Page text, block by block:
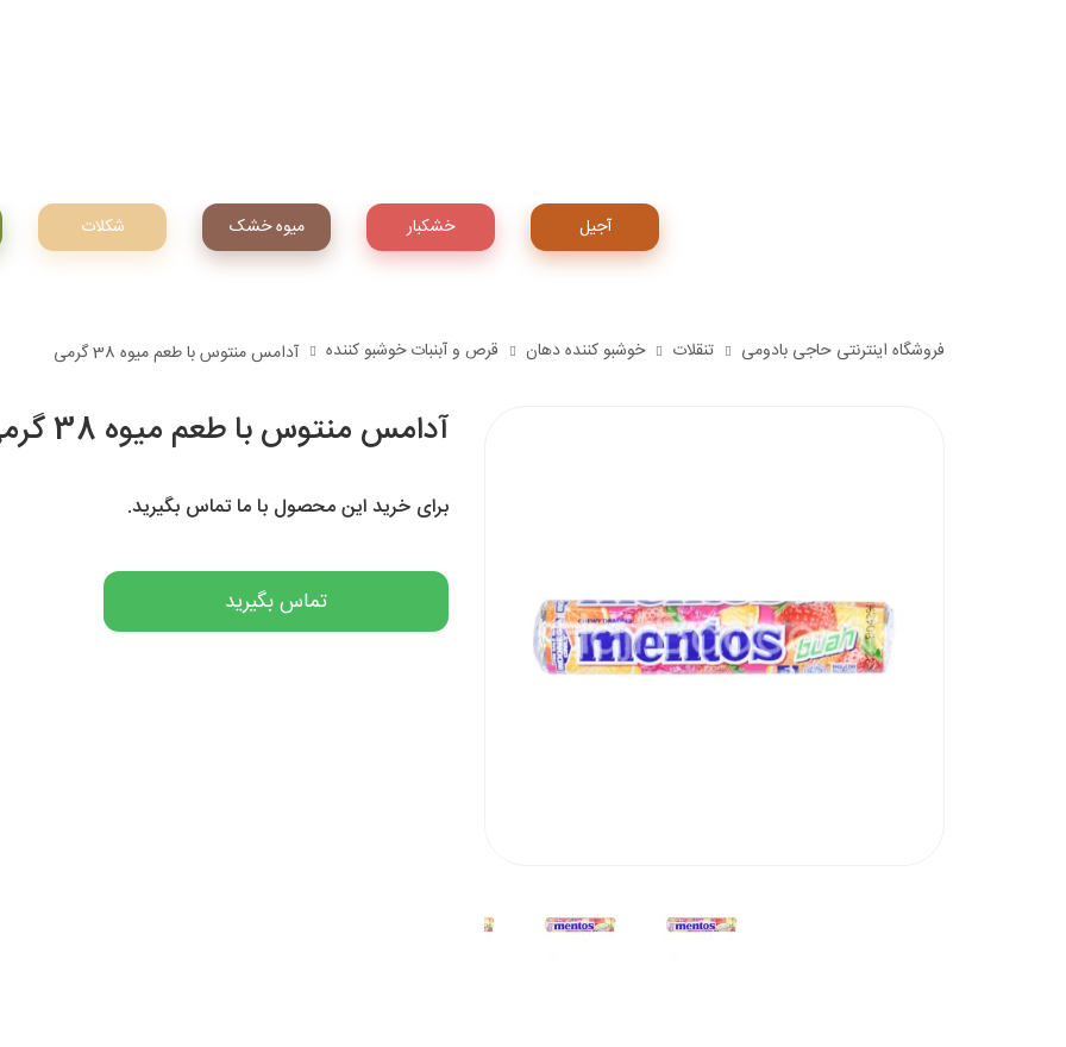
آجیل خشکبار میوه‌ خشک شکلات
فروشگاه اینترنتی حاجی بادومی تنقلات خوشبو کننده دهان قرص و آبنبات خوشبو کننده آدامس منتوس با طعم میوه 38 گرمی
آدامس منتوس با طعم میوه 38 گرمی
برای خرید این محصول با ما تماس بگیرید.
تماس بگیرید